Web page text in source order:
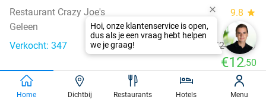
Restaurant Crazy Joe's 9.8 star
Geleen
Verkocht: 347
€24,95
€12,50
favorite_border
Home Dichtbij Restaurants Hotels Menu